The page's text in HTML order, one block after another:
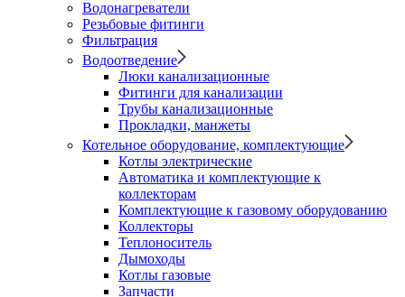
Водонагреватели
Резьбовые фитинги
Фильтрация
Водоотведение
Люки канализационные
Фитинги для канализации
Трубы канализационные
Прокладки, манжеты
Котельное оборудование, комплектующие
Котлы электрические
Автоматика и комплектующие к
коллекторам
Комплектующие к газовому оборудованию
Коллекторы
Теплоноситель
Дымоходы
Котлы газовые
Запчасти